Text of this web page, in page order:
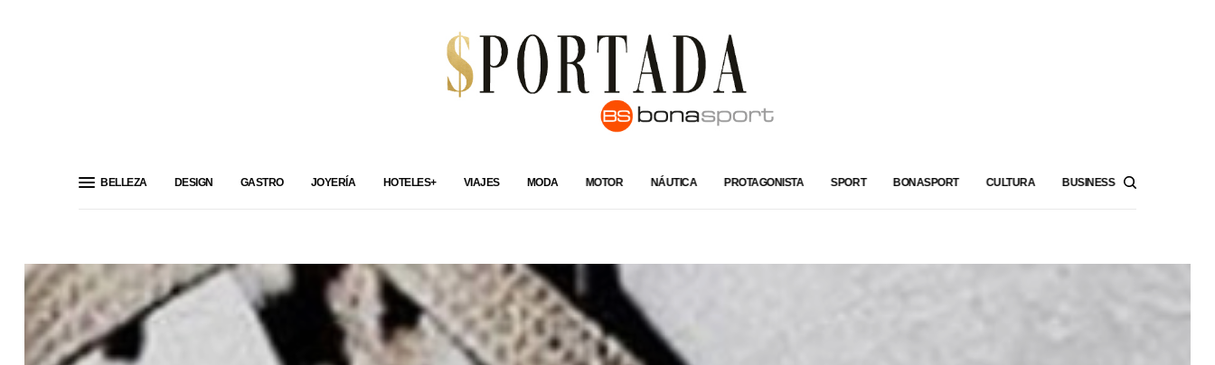
BELLEZA DESIGN GASTRO JOYERÍA HOTELES+ VIAJES MODA MOTOR NÁUTICA PROTAGONISTA SPORT BONASPORT CULTURA BUSINESS